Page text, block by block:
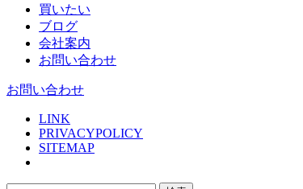
買いたい
ブログ
会社案内
お問い合わせ
お問い合わせ
LINK
PRIVACYPOLICY
SITEMAP